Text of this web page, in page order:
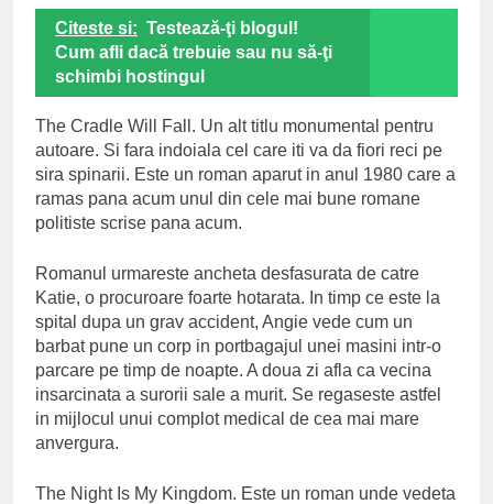
Citeste si: Testează-ţi blogul!
Cum afli dacă trebuie sau nu să-ţi
schimbi hostingul
The Cradle Will Fall. Un alt titlu monumental pentru
autoare. Si fara indoiala cel care iti va da fiori reci pe
sira spinarii. Este un roman aparut in anul 1980 care a
ramas pana acum unul din cele mai bune romane
politiste scrise pana acum.
Romanul urmareste ancheta desfasurata de catre
Katie, o procuroare foarte hotarata. In timp ce este la
spital dupa un grav accident, Angie vede cum un
barbat pune un corp in portbagajul unei masini intr-o
parcare pe timp de noapte. A doua zi afla ca vecina
insarcinata a surorii sale a murit. Se regaseste astfel
in mijlocul unui complot medical de cea mai mare
anvergura.
The Night Is My Kingdom. Este un roman unde vedeta